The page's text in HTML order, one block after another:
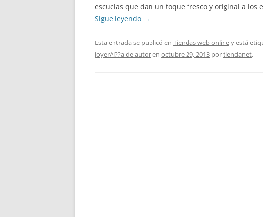
escuelas que dan un toque fresco y original a los
Sigue leyendo →
Esta entrada se publicó en Tiendas web onliney está
joyerAi??a de autoren octubre 29, 2013 portiendanet.